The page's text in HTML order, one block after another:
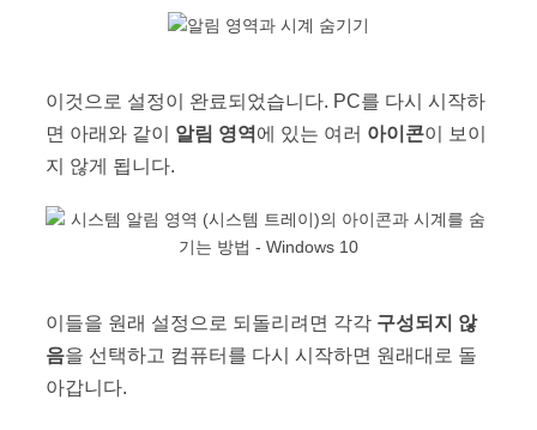
이것으로 설정이 완료되었습니다. PC를 다시 시작하
면 아래와 같이 알림 영역 에 있는 여러 아이콘이 보이
지 않게 됩니다.
이들을 원래 설정으로 되돌리려면 각각 구성되지 않
음을 선택하고 컴퓨터를 다시 시작하면 원래대로 돌
아갑니다.